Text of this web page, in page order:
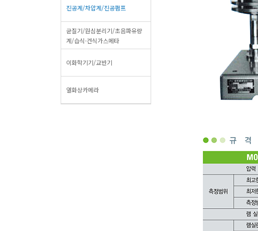
진공계/차압계/진공펌프
균질기/원심분리기/초음파유량
계/습식·건식가스메타
이화학기기/교반기
열화상카메라